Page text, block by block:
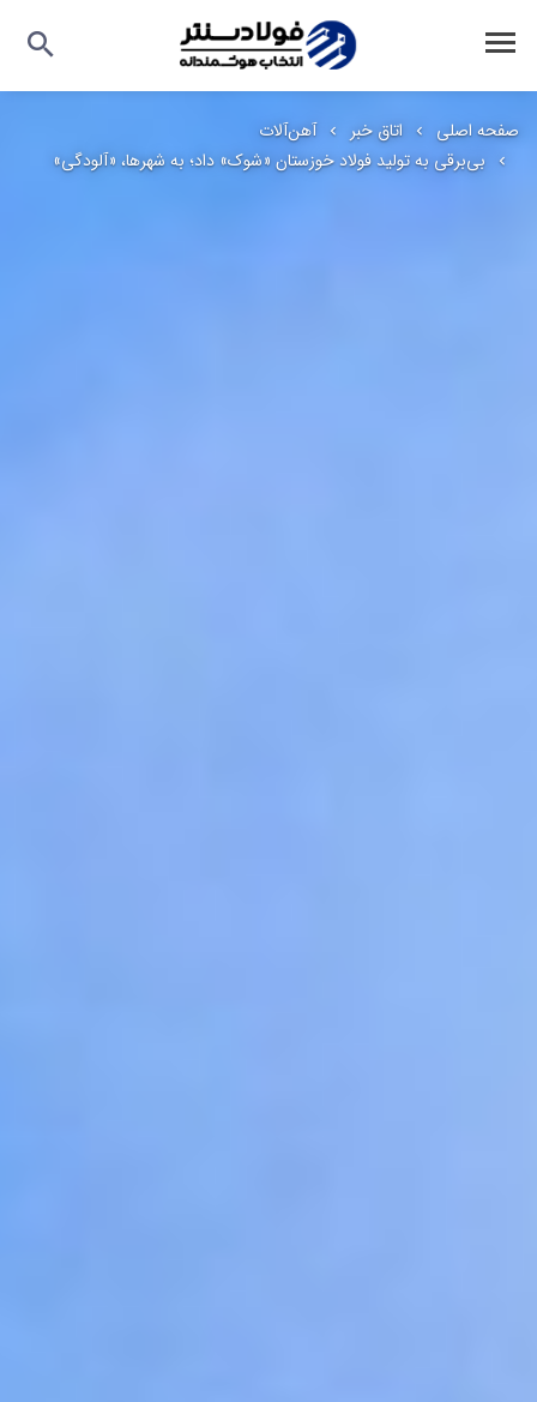
صفحه اصلی اتاق خبر
آهن‌آلات
بی‌برقی به تولید فولاد خوزستان «شوک» داد؛ به شهرها، «آلودگی»